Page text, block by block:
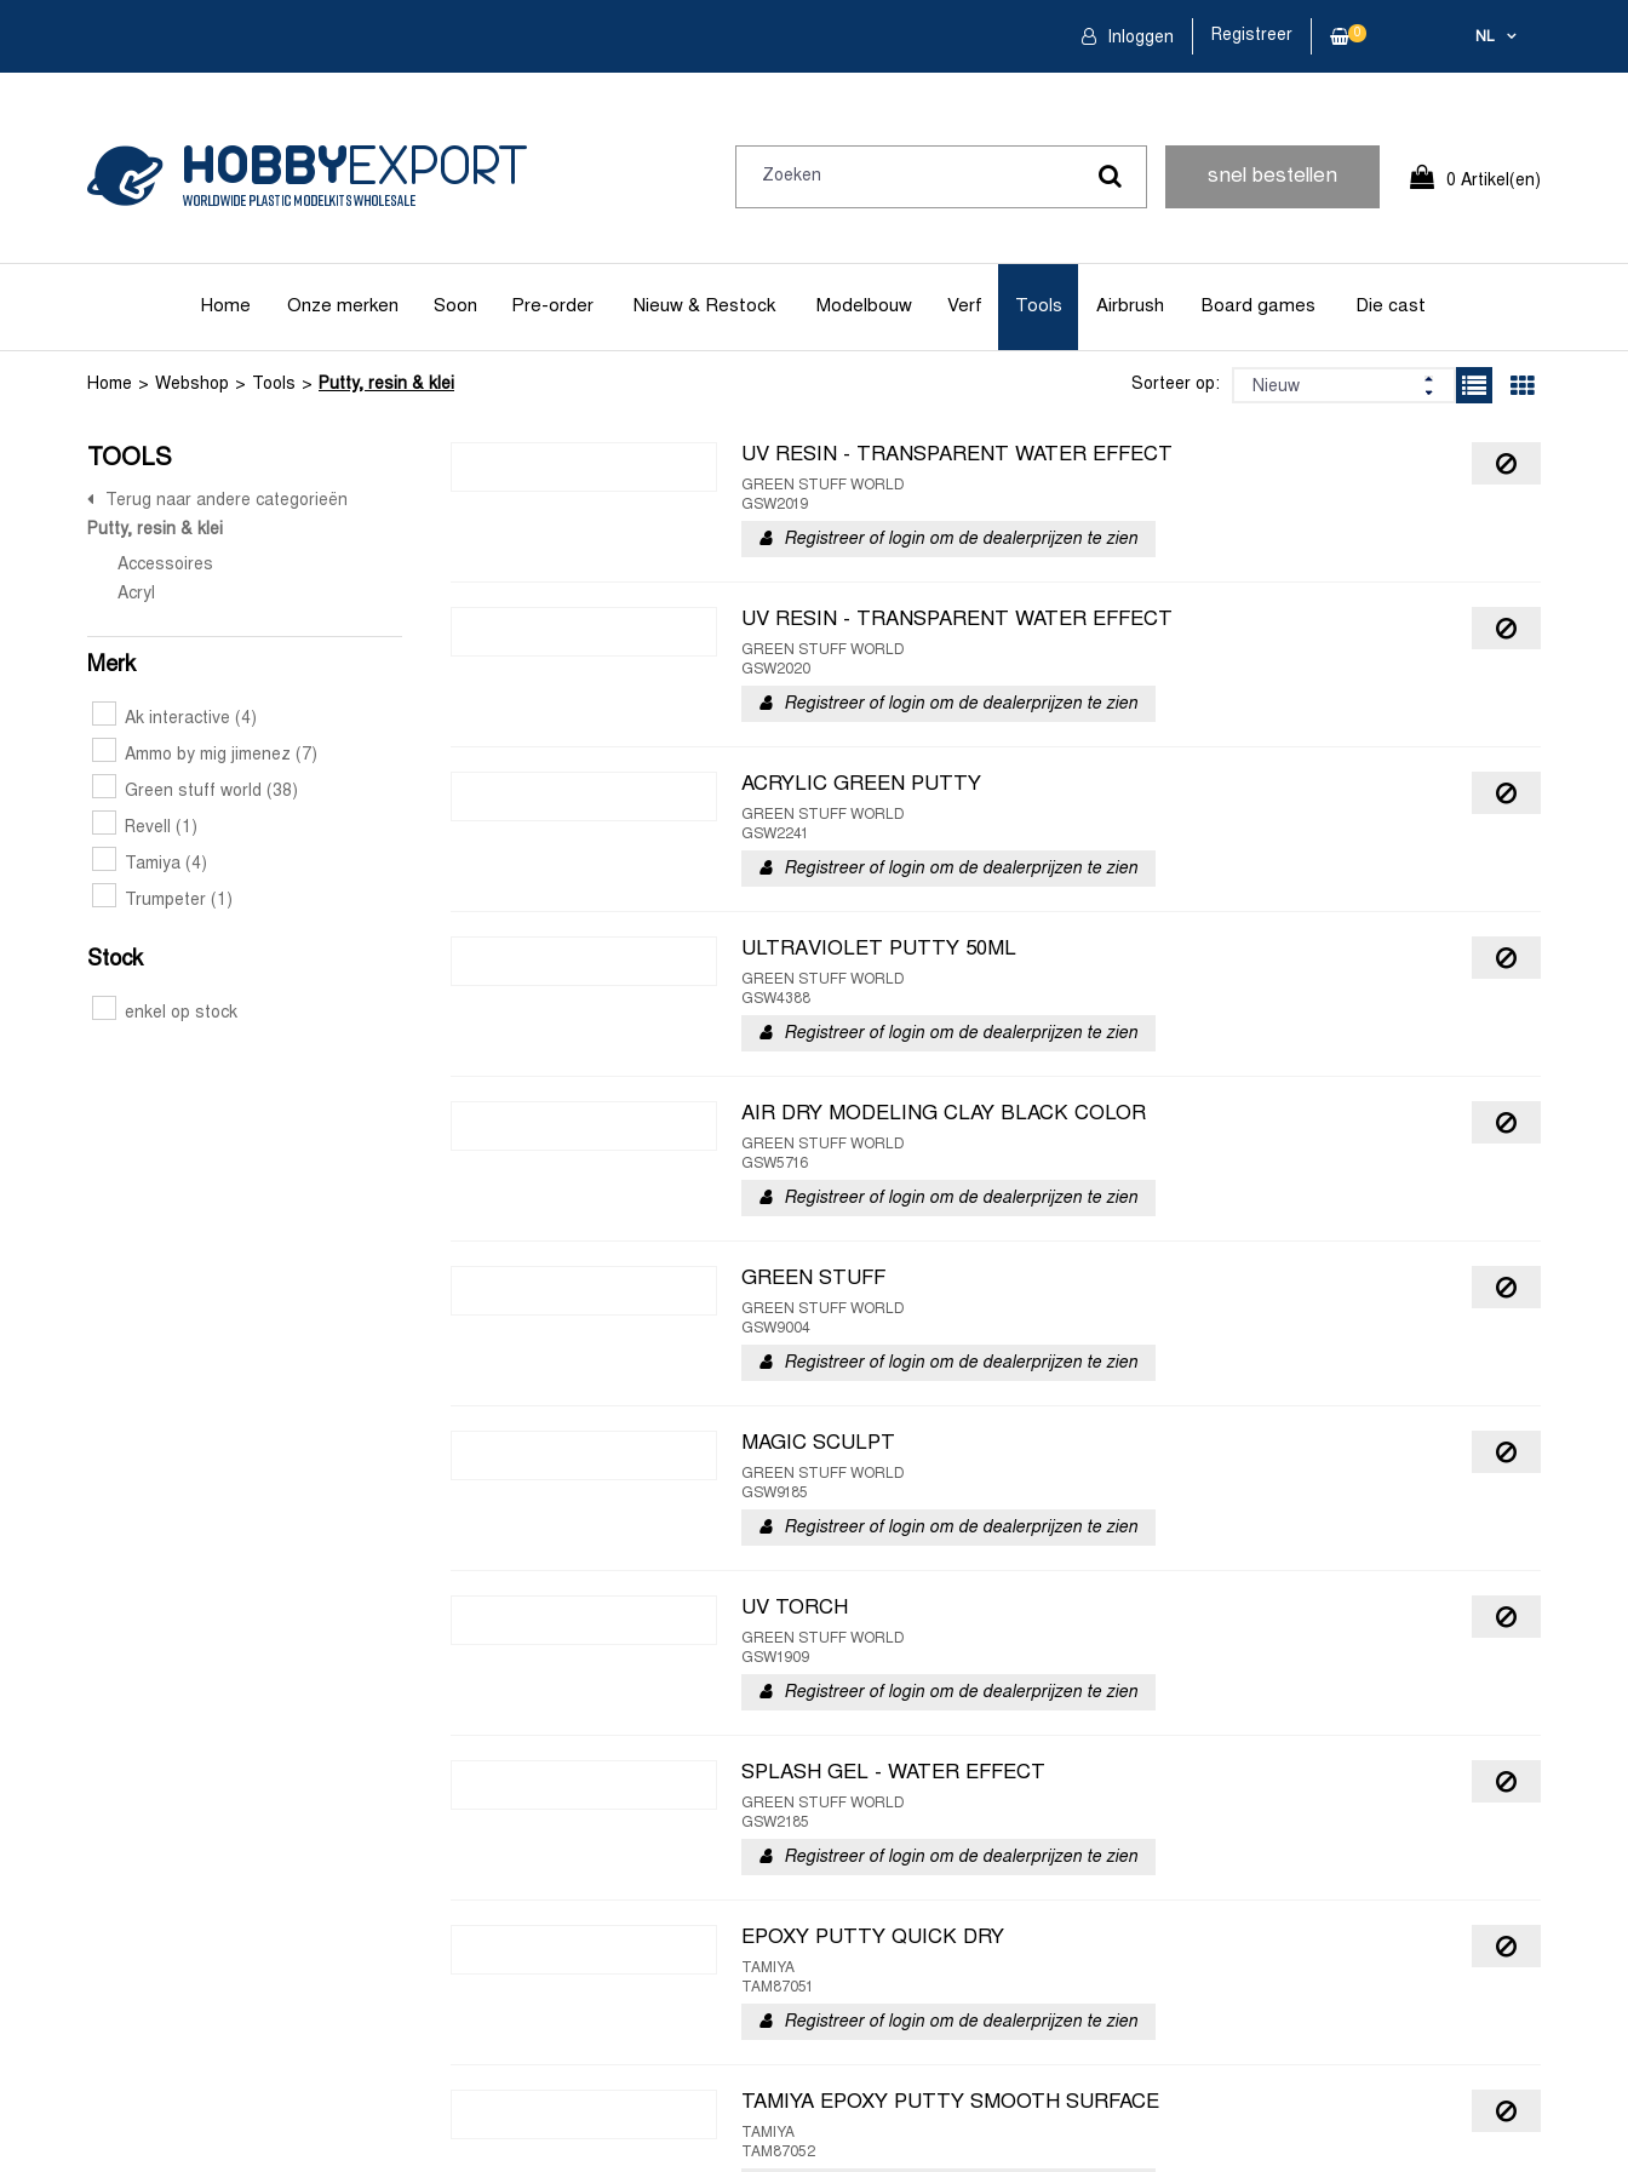
NL
Inloggen Registreer 0
snel bestellen 0 Artikel(en)
Home Onze merken Soon Pre-order Nieuw & Restock Modelbouw Verf Tools Airbrush Board games Die cast
Home Webshop Tools Putty, resin & klei Sorteer op:
TOOLS
Terug naar andere categorieën
Putty, resin & klei
Accessoires
Acryl
Merk
Ak interactive (4)
Ammo by mig jimenez (7)
Green stuff world (38)
Revell (1)
Tamiya (4)
Trumpeter (1)
Stock
enkel op stock
UV RESIN - TRANSPARENT WATER EFFECT
GREEN STUFF WORLD
GSW2019
Registreer of login om de dealerprijzen te zien
UV RESIN - TRANSPARENT WATER EFFECT
GREEN STUFF WORLD
GSW2020
Registreer of login om de dealerprijzen te zien
ACRYLIC GREEN PUTTY
GREEN STUFF WORLD
GSW2241
Registreer of login om de dealerprijzen te zien
ULTRAVIOLET PUTTY 50ML
GREEN STUFF WORLD
GSW4388
Registreer of login om de dealerprijzen te zien
AIR DRY MODELING CLAY BLACK COLOR
GREEN STUFF WORLD
GSW5716
Registreer of login om de dealerprijzen te zien
GREEN STUFF
GREEN STUFF WORLD
GSW9004
Registreer of login om de dealerprijzen te zien
MAGIC SCULPT
GREEN STUFF WORLD
GSW9185
Registreer of login om de dealerprijzen te zien
UV TORCH
GREEN STUFF WORLD
GSW1909
Registreer of login om de dealerprijzen te zien
SPLASH GEL - WATER EFFECT
GREEN STUFF WORLD
GSW2185
Registreer of login om de dealerprijzen te zien
EPOXY PUTTY QUICK DRY
TAMIYA
TAM87051
Registreer of login om de dealerprijzen te zien
TAMIYA EPOXY PUTTY SMOOTH SURFACE
TAMIYA
TAM87052